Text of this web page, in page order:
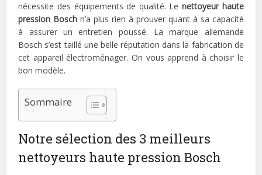
nécessite des équipements de qualité. Lenettoyeur haute
pression Bosch n’a plus rien à prouver quant à sa capacité
à assurer un entretien poussé. La marque allemande
Bosch s’est taillé une belle réputation dans la fabrication de
cet appareil électroménager. On vous apprend à choisir le
bon modèle.
Sommaire
Notre sélection des 3 meilleurs
nettoyeurs haute pression Bosch